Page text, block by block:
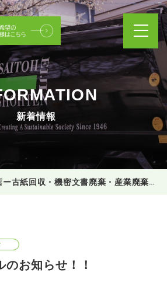
新着情報
お知らせ！！